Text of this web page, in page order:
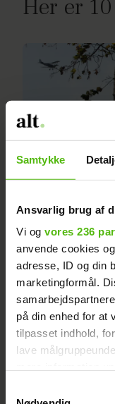
Samtykke
Ansvarlig brug af
Vi og vores 236
anvende cookies
adresse, ID og din
marketingformål.
på din enhed for at
tilpasset indhold,
lave
tilbage eller ændre
Her er
Vild med
Disse